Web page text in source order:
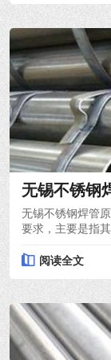
无锡不锈钢
无锡不锈钢焊管
要求，主要是指
阅读全文